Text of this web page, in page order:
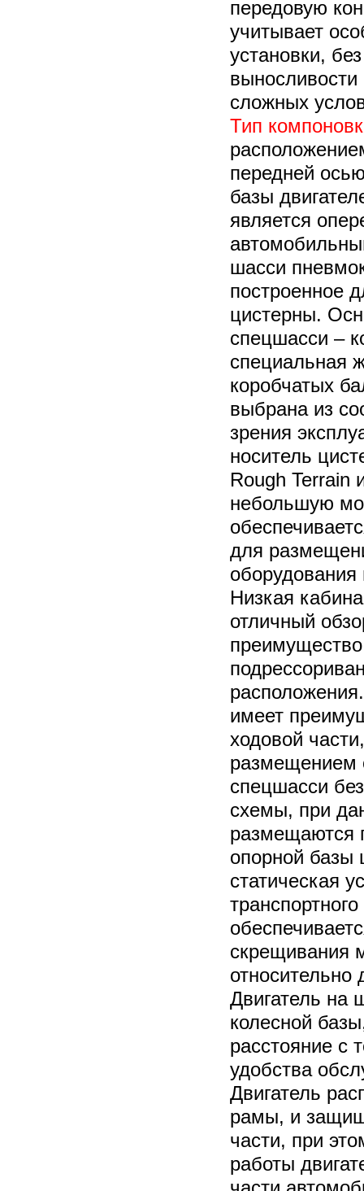
передовую
учитывает
установки,
выносливости
сложных
Тип
передней
базы
является
шасси
построенное
цистерны.
спецшасси –
специальная
коробчатых
выбрана из
зрения
носитель
Rough Terrain
небольшую
для
Низкая
отличный
имеет
ходовой
размещением
спецшасси
схемы, при
размещаются
опорной базы
статическая
скрещивания
относительно
Двигатель на
колесной
расстояние с
удобства
Двигатель
рамы, и
части, при
работы